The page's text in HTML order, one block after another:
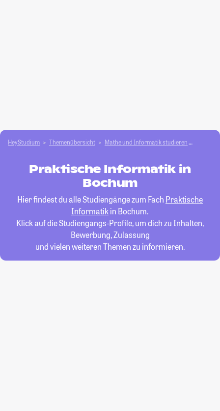
HeyStudium Themenübersicht Mathe und Informatik studieren
Praktische Informatik in
Bochum
Hier findest du alle Studiengänge zum Fach Praktische
Informatikin Bochum.
Klick auf die Studiengangs-Profile, um dich zu Inhalten,
Bewerbung, Zulassung
und vielen weiteren Themen zu informieren.